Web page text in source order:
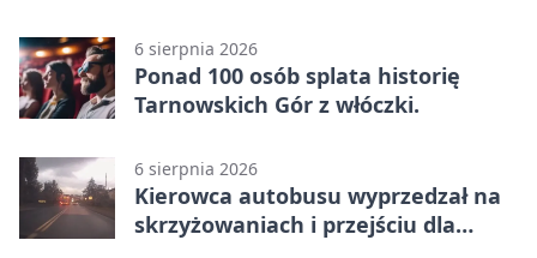
6 sierpnia 2026
Ponad 100 osób splata historię
Tarnowskich Gór z włóczki.
6 sierpnia 2026
Kierowca autobusu wyprzedzał na
skrzyżowaniach i przejściu dla